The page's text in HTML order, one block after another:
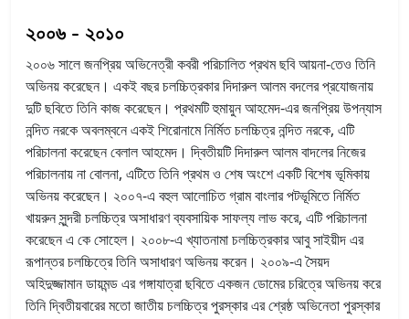
২০০৬ - ২০১০
২০০৬ সালে জনপ্রিয় অভিনেত্রী কবরী পরিচালিত প্রথম ছবি আয়না-তেও তিনি
অভিনয় করেছেন। একই বছর চলচ্চিত্রকার দিদারুল আলম বদলের প্রযোজনায়
দুটি ছবিতে তিনি কাজ করেছেন। প্রথমটি হুমায়ুন আহমেদ-এর জনপ্রিয় উপন্যাস
নন্দিত নরকে অবলম্বনে একই শিরোনামে নির্মিত চলচ্চিত্র নন্দিত নরকে, এটি
পরিচালনা করেছেন বেলাল আহমেদ। দ্বিতীয়টি দিদারুল আলম বাদলের নিজের
পরিচালনায় না বোলনা, এটিতে তিনি প্রথম ও শেষ অংশে একটি বিশেষ ভূমিকায়
অভিনয় করেছেন। ২০০৭-এ বহুল আলোচিত গ্রাম বাংলার পটভূমিতে নির্মিত
খায়রুন সুন্দরী চলচ্চিত্র অসাধারণ ব্যবসায়িক সাফল্য লাভ করে, এটি পরিচালনা
করেছেন এ কে সোহেল। ২০০৮-এ খ্যাতনামা চলচ্চিত্রকার আবু সাইয়ীদ এর
রূপান্তর চলচ্চিত্রে তিনি অসাধারণ অভিনয় করেন। ২০০৯-এ সৈয়দ
অহিদুজ্জামান ডায়মন্ড এর গঙ্গাযাত্রা ছবিতে একজন ডোমের চরিত্রে অভিনয় করে
তিনি দ্বিতীয়বারের মতো জাতীয় চলচ্চিত্র পুরস্কার এর শ্রেষ্ঠ অভিনেতা পুরস্কার